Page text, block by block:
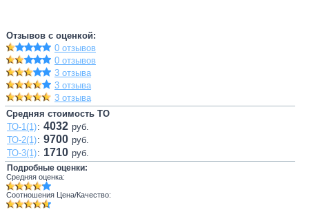
Отзывов с оценкой:
0 отзывов
0 отзывов
3 отзыва
3 отзыва
3 отзыва
Средняя стоимость ТО
ТО-1(1): 4032 руб.
ТО-2(1): 9700 руб.
ТО-3(1): 1710 руб.
Подробные оценки:
Средняя оценка:
Соотношения Цена/Качество: